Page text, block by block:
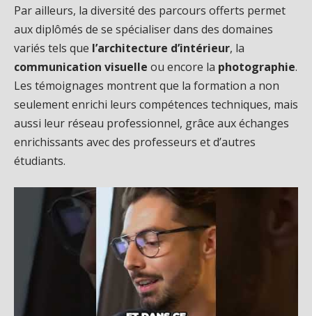
Par ailleurs, la diversité des parcours offerts permet
aux diplômés de se spécialiser dans des domaines
variés tels que l’architecture d’intérieur, la
communication visuelle ou encore la photographie.
Les témoignages montrent que la formation a non
seulement enrichi leurs compétences techniques, mais
aussi leur réseau professionnel, grâce aux échanges
enrichissants avec des professeurs et d’autres
étudiants.